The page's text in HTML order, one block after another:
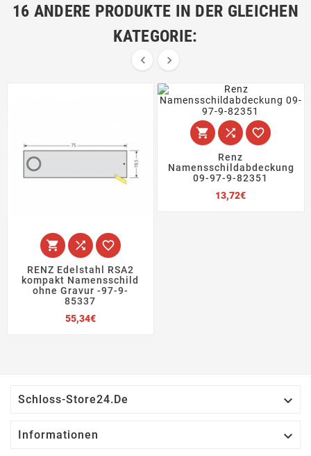
16 ANDERE PRODUKTE IN DER GLEICHEN
KATEGORIE:
 
  
RENZ Edelstahl RSA2
kompakt Namensschild
ohne Gravur -97-9-
85337
55,34€Preis
  
Renz
Namensschildabdeckung
09-97-9-82351
13,72€Preis
Schloss-Store24.de 
Informationen 